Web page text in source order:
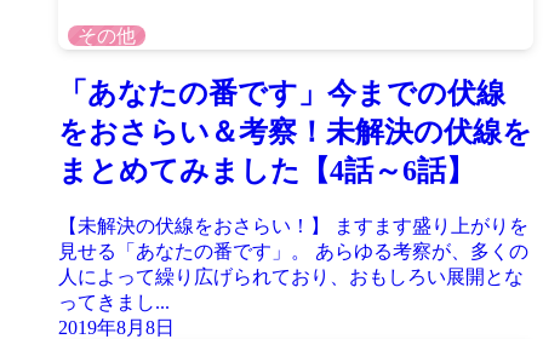
その他
「あなたの番です」今までの伏線
をおさらい＆考察！未解決の伏線を
まとめてみました【4話～6話】
【未解決の伏線をおさらい！】 ますます盛り上がりを
見せる「あなたの番です」。 あらゆる考察が、多くの
人によって繰り広げられており、おもしろい展開とな
ってきまし...
2019年8月8日